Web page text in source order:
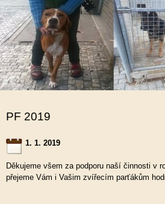
PF 2019
1. 1. 2019
Děkujeme všem za podporu naší činnosti v
přejeme Vám i Vašim zvířecím parťákům